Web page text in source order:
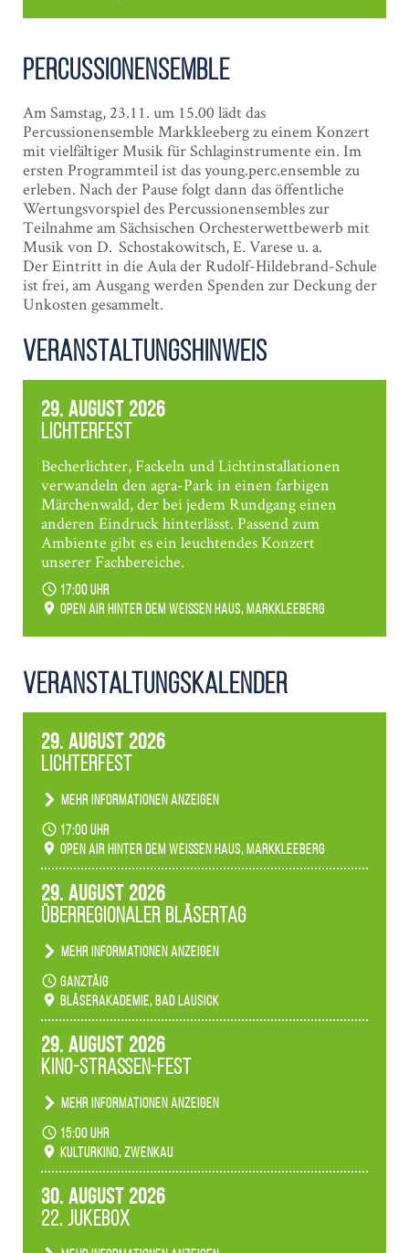
Percussion­ensemble
Am Samstag, 23.11. um 15.00 lädt das
Percussionensemble Markkleeberg zu einem Konzert
mit vielfältiger Musik für Schlaginstrumente ein. Im
ersten Programmteil ist das young.perc.ensemble zu
erleben. Nach der Pause folgt dann das öffentliche
Wertungsvorspiel des Percussionensembles zur
Teilnahme am Sächsischen Orchesterwettbewerb mit
Musik von D. Schostakowitsch, E. Varese u. a.
Der Eintritt in die Aula der Rudolf-Hildebrand-Schule
ist frei, am Ausgang werden Spenden zur Deckung der
Unkosten gesammelt.
Veranstaltungshinweis
29. August 2026
Lichterfest
Becherlichter, Fackeln und Lichtinstallationen
verwandeln den agra-Park in einen farbigen
Märchenwald, der bei jedem Rundgang einen
anderen Eindruck hinterlässt. Passend zum
Ambiente gibt es ein leuchtendes Konzert
unserer Fachbereiche.
17:00 Uhr
Open Air hinter dem weißen Haus, Markkleeberg
Veranstaltungs­kalender
29. August 2026
Lichterfest
Mehr Informationen anzeigen
Becherlichter, Fackeln und Lichtinstallationen
verwandeln den agra-Park in einen farbigen
Märchenwald, der bei jedem Rundgang einen
Ambiente gibt es ein leuchtendes Konzert
unserer Fachbereiche.
17:00 Uhr
Open Air hinter dem weißen Haus, Markkleeberg
29. August 2026
Überregionaler Bläsertag
Mehr Informationen anzeigen
Teilnahme der Bläserklassen.
ganztäig
Bläserakademie, Bad Lausick
29. August 2026
Kino-Straßen-Fest
Mehr Informationen anzeigen
Konzert unserer Zwenkauer Schüler und
Schülerinnen zum Fest des Kulturkinos.
15:00 Uhr
Kulturkino, Zwenkau
30. August 2026
22. Jukebox